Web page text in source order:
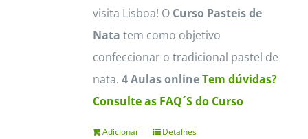
chosen
on
the
product
page
visita Lisboa! O Curso Pasteis de
Nata tem como objetivo
confeccionar o tradicional pastel de
nata. 4 Aulas onlineTem dúvidas?
Consulte as FAQ´S do Curso
Adicionar Detalhes